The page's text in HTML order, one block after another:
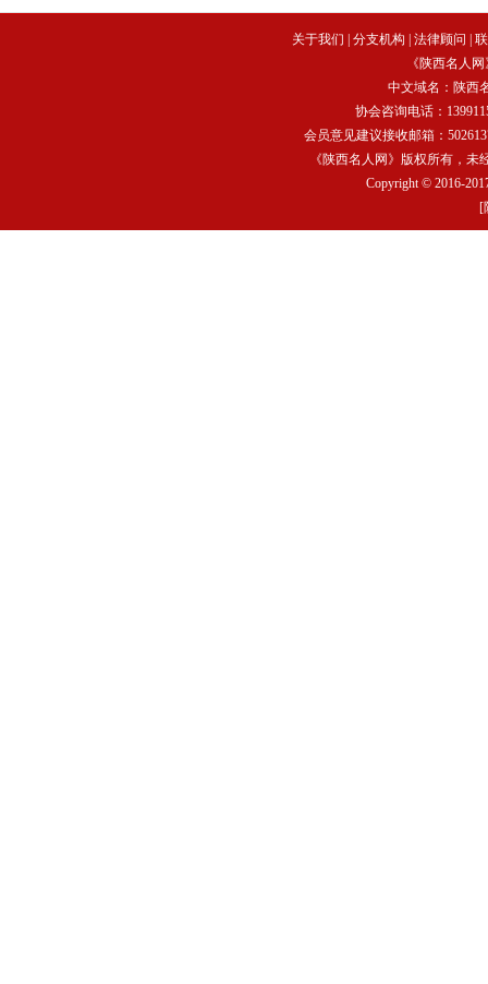
关于我们 分支机构 法律顾问
《陕西名人
中文域名： 陕西
协会咨询电话：
会员意见建议接收邮箱：
《陕西名人网》版权所有，
Copyright © 2016-
[